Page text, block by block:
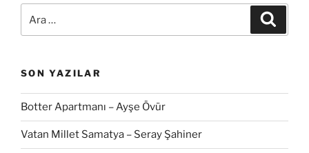
SON YAZILAR
Botter Apartmanı – Ayşe Övür
Vatan Millet Samatya – Seray Şahiner